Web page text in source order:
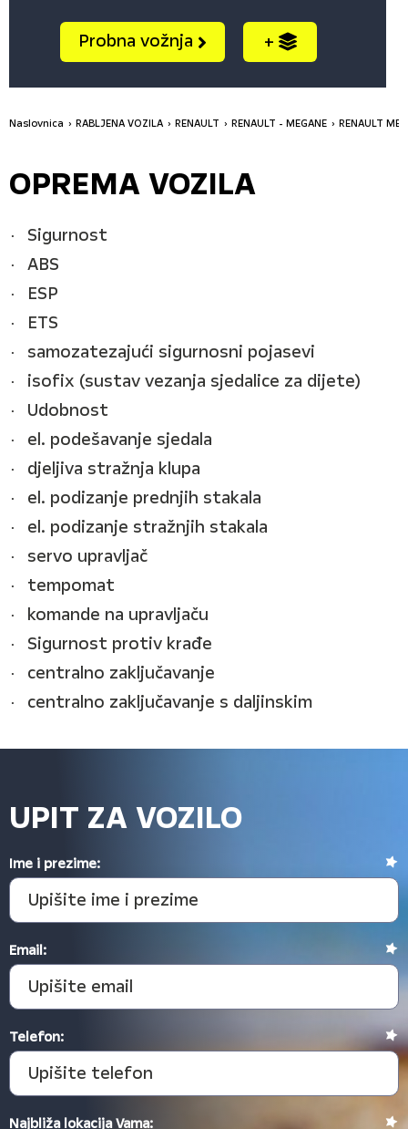
Probna vožnja +
Naslovnica RABLJENA VOZILA RENAULT RENAULT - MEGANE RENAULT
OPREMA VOZILA
Sigurnost
ABS
ESP
ETS
samozatezajući sigurnosni pojasevi
isofix (sustav vezanja sjedalice za dijete)
Udobnost
el. podešavanje sjedala
djeljiva stražnja klupa
el. podizanje prednjih stakala
el. podizanje stražnjih stakala
servo upravljač
tempomat
komande na upravljaču
Sigurnost protiv krađe
centralno zaključavanje
centralno zaključavanje s daljinskim
UPIT ZA VOZILO
Ime i prezime:
Email:
Telefon:
Najbliža lokacija Vama: